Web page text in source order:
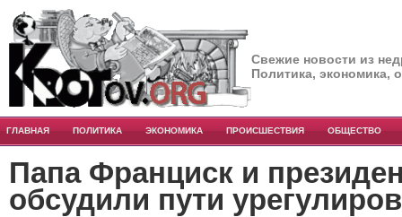
Свежие новости из
Политика, экономика,
ГЛАВНАЯ ПОЛИТИКА ЭКОНОМИКА ПРОИСШЕСТВИЯ ОБЩЕСТВО
Папа Франциск и
обсудили пути